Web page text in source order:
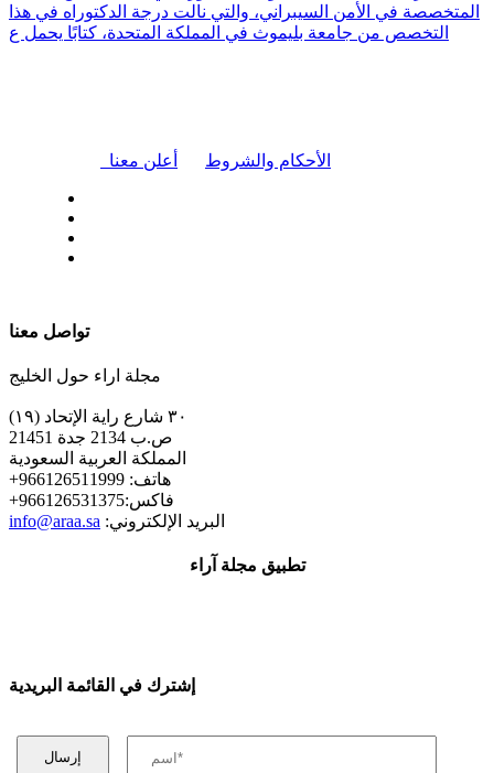
المتخصصة في الأمن السيبراني، والتي نالت درجة الدكتوراه في هذا
التخصص من جامعة بليموث في المملكة المتحدة، كتابًا يحمل ع
أعلن معنا الأحكام والشروط
تواصل معنا
مجلة اراء حول الخليج
٣٠ شارع راية الإتحاد (١٩)
ص.ب 2134 جدة 21451
المملكة العربية السعودية
+هاتف: 966126511999
+فاكس:966126531375
info@araa.sa :البريد الإلكتروني
تطبيق مجلة آراء
إشترك في القائمة البريدية